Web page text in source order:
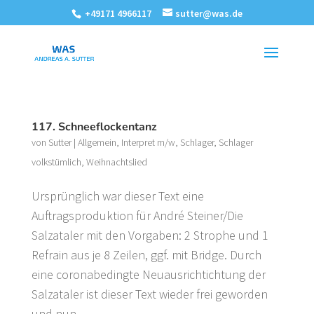
+49171 4966117 sutter@was.de
117. Schneeflockentanz
von Sutter| Allgemein, Interpret m/w, Schlager, Schlager
volkstümlich, Weihnachtslied
Ursprünglich war dieser Text eine
Auftragsproduktion für André Steiner/Die
Salzataler mit den Vorgaben: 2 Strophe und 1
Refrain aus je 8 Zeilen, ggf. mit Bridge. Durch
eine coronabedingte Neuausrichtichtung der
Salzataler ist dieser Text wieder frei geworden